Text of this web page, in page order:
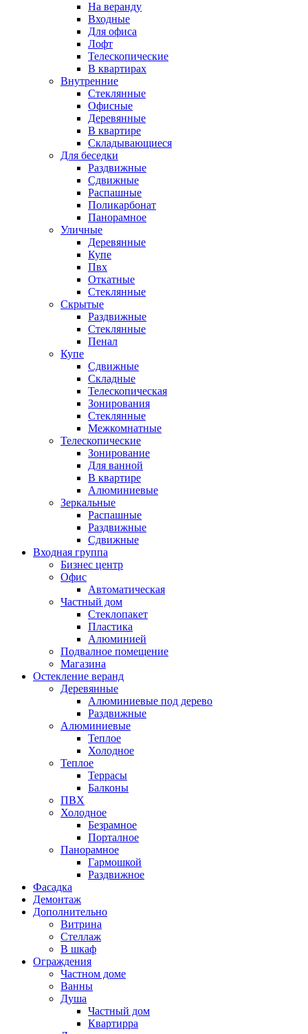
На веранду
Входные
Для офиса
Лофт
Телескопические
В квартирах
Внутренние
Стеклянные
Офисные
Деревянные
В квартире
Складывающиеся
Для беседки
Раздвижные
Сдвижные
Распашные
Поликарбонат
Панорамное
Уличные
Деревянные
Купе
Пвх
Откатные
Стеклянные
Скрытые
Раздвижные
Стеклянные
Пенал
Купе
Сдвижные
Складные
Телескопическая
Зонирования
Стеклянные
Межкомнатные
Телескопические
Зонирование
Для ванной
В квартире
Алюминиевые
Зеркальные
Распашные
Раздвижные
Сдвижные
Входная группа
Бизнес центр
Офис
Автоматическая
Частный дом
Стеклопакет
Пластика
Алюминией
Подвалное помещение
Магазина
Остекление веранд
Деревянные
Алюминиевые под дерево
Раздвижные
Алюминиевые
Теплое
Холодное
Теплое
Террасы
Балконы
ПВХ
Холодное
Безрамное
Порталное
Панорамное
Гармошкой
Раздвижное
Фасадка
Демонтаж
Дополнительно
Витрина
Стеллаж
В шкаф
Ограждения
Частном доме
Ванны
Душа
Частный дом
Квартирра